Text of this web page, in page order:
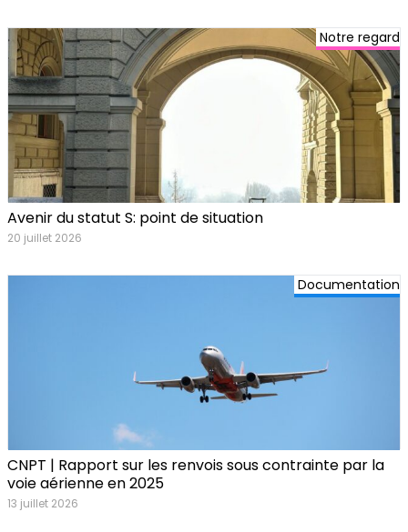
Notre regard
Avenir du statut S: point de situation
20 juillet 2026
Documentation
CNPT | Rapport sur les renvois sous contrainte par la
voie aérienne en 2025
13 juillet 2026